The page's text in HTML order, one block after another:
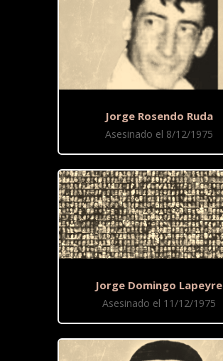
Jorge Rosendo Ruda
Asesinado el 8/12/1975
Jorge Domingo Lapeyre
Asesinado el 11/12/1975